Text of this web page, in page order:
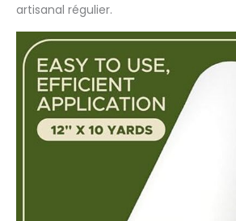
artisanal régulier.